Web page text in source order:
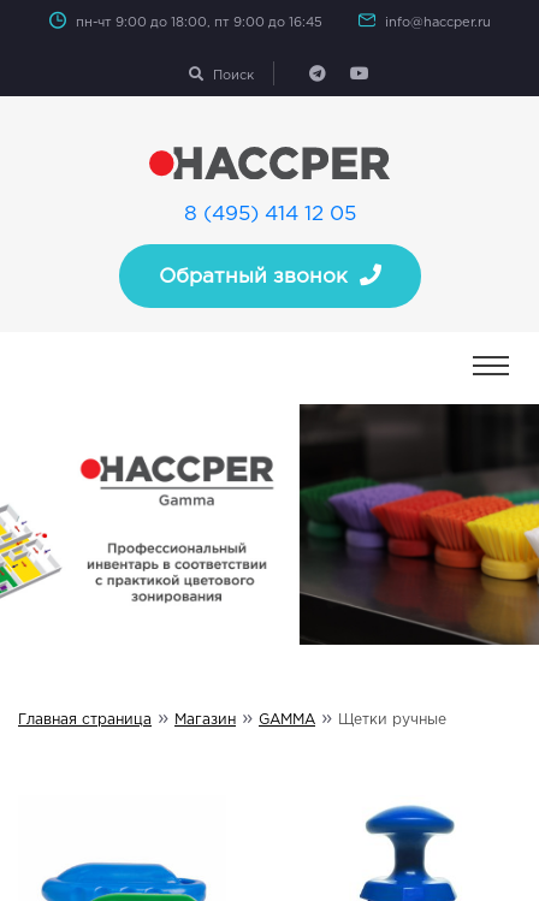
пн-чт 9:00 до 18:00, пт 9:00 до 16:45 info@haccper.ru
Поиск
8 (495) 414 12 05
Обратный звонок
Главная страница » Магазин » GAMMA » Щетки ручные